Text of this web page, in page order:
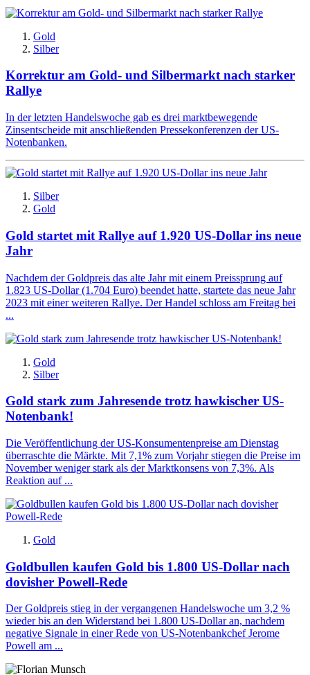
Gold
Silber
Korrektur am Gold- und Silbermarkt nach starker
Rallye
In der letzten Handelswoche gab es drei marktbewegende
Zinsentscheide mit anschließenden Pressekonferenzen der US-
Notenbanken.
Silber
Gold
Gold startet mit Rallye auf 1.920 US-Dollar ins neue
Jahr
Nachdem der Goldpreis das alte Jahr mit einem Preissprung auf
1.823 US-Dollar (1.704 Euro) beendet hatte, startete das neue Jahr
2023 mit einer weiteren Rallye. Der Handel schloss am Freitag bei
...
Gold
Silber
Gold stark zum Jahresende trotz hawkischer US-
Notenbank!
Die Veröffentlichung der US-Konsumentenpreise am Dienstag
überraschte die Märkte. Mit 7,1% zum Vorjahr stiegen die Preise im
November weniger stark als der Marktkonsens von 7,3%. Als
Reaktion auf ...
Gold
Goldbullen kaufen Gold bis 1.800 US-Dollar nach
dovisher Powell-Rede
Der Goldpreis stieg in der vergangenen Handelswoche um 3,2 %
wieder bis an den Widerstand bei 1.800 US-Dollar an, nachdem
negative Signale in einer Rede von US-Notenbankchef Jerome
Powell am ...